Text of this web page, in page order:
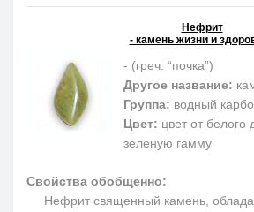
Нефрит
- камень жизни и
- (греч. “почка”)
Другое название:
Группа: водный
Цвет: цвет от белого
зеленую гамму
Свойства обобщенно:
Нефрит священный камень,